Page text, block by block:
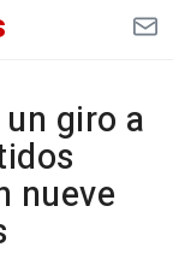
giro a
nueve